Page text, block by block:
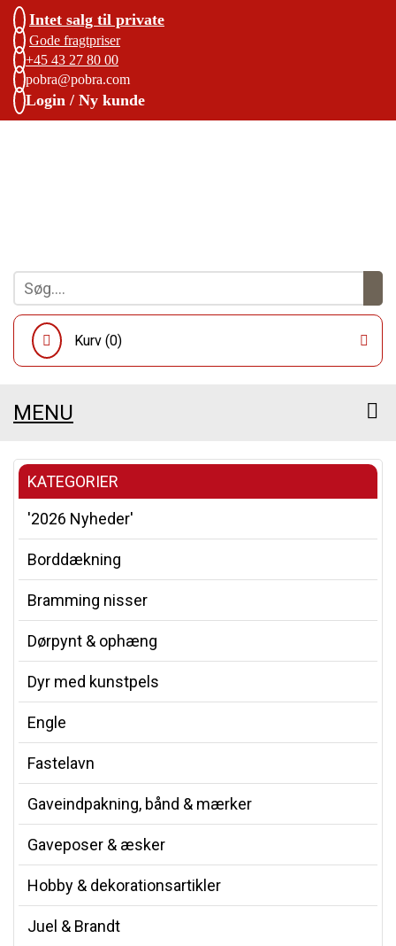
Intet salg til private
Gode fragtpriser
+45 43 27 80 00
pobra@pobra.com
Login / Ny kunde
Kurv (0)
MENU
KATEGORIER
'2026 Nyheder'
Borddækning
Bramming nisser
Dørpynt & ophæng
Dyr med kunstpels
Engle
Fastelavn
Gaveindpakning, bånd & mærker
Gaveposer & æsker
Hobby & dekorationsartikler
Juel & Brandt